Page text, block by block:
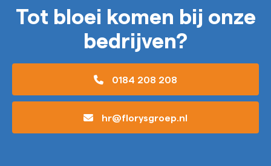
Tot bloei komen bij onze
bedrijven?
0184 208 208
hr@florysgroep.nl